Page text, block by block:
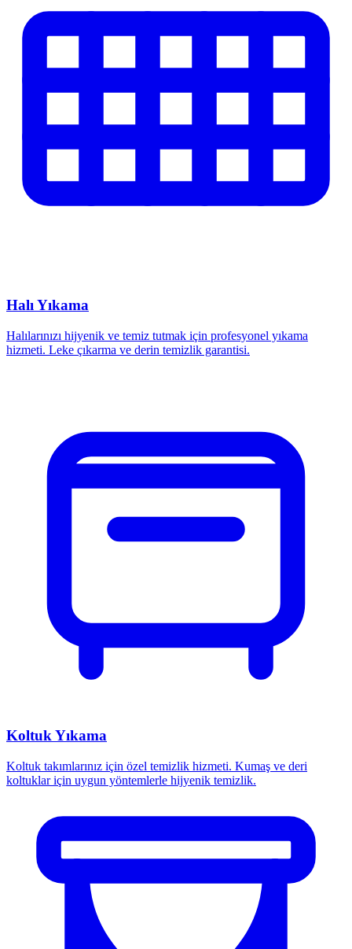
Halı Yıkama
Halılarınızı hijyenik ve temiz tutmak için profesyonel yıkama
hizmeti. Leke çıkarma ve derin temizlik garantisi.
Koltuk Yıkama
Koltuk takımlarınız için özel temizlik hizmeti. Kumaş ve deri
koltuklar için uygun yöntemlerle hijyenik temizlik.